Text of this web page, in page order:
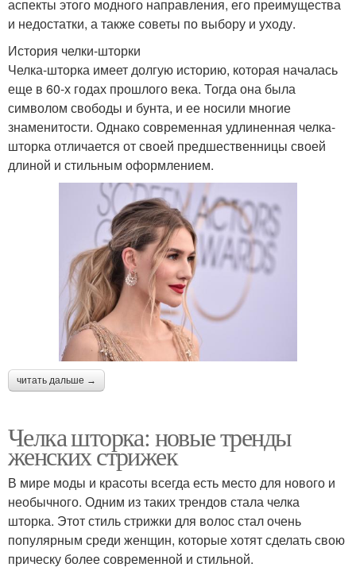
Любимые стрижки Красивые стрижки
Стрижки на тонкие
волосы
Средние стрижки
Практичные стрижки
Тенденции для
коротких стрижек
Стрижка для женщин
Стрижки под мальчика
затылком
Стрижка на короткие
Стрижки для девушек
аспекты этого модного направления, его преимущества
и недостатки, а также советы по выбору и уходу.
История челки-шторки
Челка-шторка имеет долгую историю, которая началась
еще в 60-х годах прошлого века. Тогда она была
символом свободы и бунта, и ее носили многие
знаменитости. Однако современная удлиненная челка-
шторка отличается от своей предшественницы своей
длиной и стильным оформлением.
читать дальше →
Челка шторка: новые тренды
женских стрижек
В мире моды и красоты всегда есть место для нового и
необычного. Одним из таких трендов стала челка
шторка. Этот стиль стрижки для волос стал очень
популярным среди женщин, которые хотят сделать свою
прическу более современной и стильной.